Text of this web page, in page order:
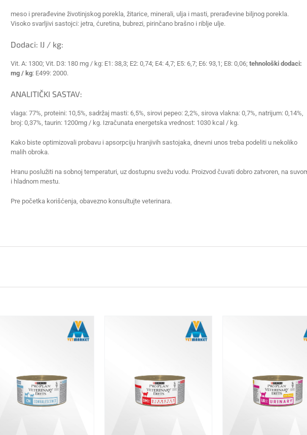
meso i prerađevine životinjskog porekla, žitarice, minerali, ulja i masti, prerađevine biljnog porekla.
Visoko svarljivi sastojci: jetra, ćuretina, bubrezi, pirinčano brašno i riblje ulje.
Dodaci: IJ / kg:
Vit. A: 1300; Vit. D3: 180 mg / kg: E1: 38,3; E2: 0,74; E4: 4,7; E5: 6,7; E6: 93,1; E8: 0,06; tehnološki dodaci:
mg / kg: E499: 2000.
ANALITIČKI SASTAV:
vlaga: 77%, proteini: 10,5%, sadržaj masti: 6,5%, sirovi pepeo: 2,2%, sirova vlakna: 0,7%, natrijum: 0,14%,
broj: 0,37%, taurin: 1200mg / kg. Izračunata energetska vrednost: 1030 kcal / kg.
Kako biste optimizovali probavu i apsorpciju hranjivih sastojaka, dnevni unos treba podeliti u nekoliko
malih obroka.
Hranu poslužiti na sobnoj temperaturi, uz dostupnu svežu vodu. Proizvod čuvati dobro zatvoren, na
i hladnom mestu.
Pre početka korišćenja, obavezno konsultujte veterinara.